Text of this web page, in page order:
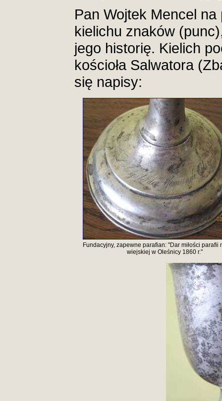
Pan Wojtek Mencel
kielichu znaków
jego historię. Kielich
kościoła Salwatora
się napisy:
Fundacyjny, zapewne parafian: "Dar miłości parafii
wiejskiej w Oleśnicy 1860 r."